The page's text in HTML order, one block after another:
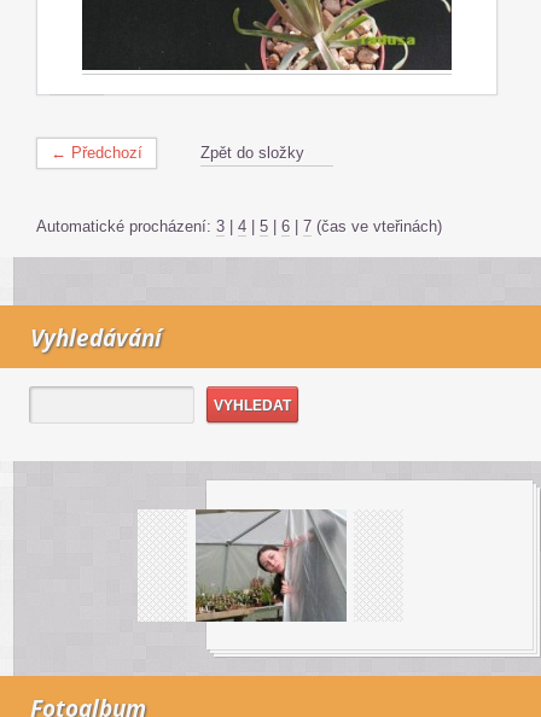
← Předchozí Zpět do složky
Automatické procházení: 3 4 5 6 7 (čas ve vteřinách)
Vyhledávání
Fotoalbum